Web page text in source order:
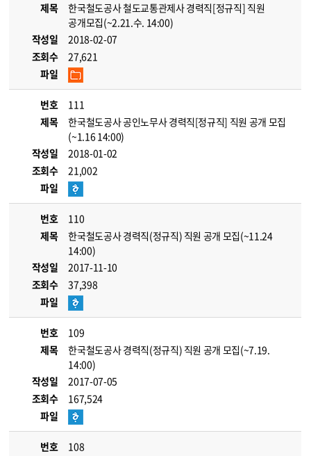
제목
한국철도공사 철도교통관제사 경력직[정규직] 직원
공개모집(~2.21.수. 14:00)
작성일
2018-02-07
조회수
27,621
파일
번호
111
제목
한국철도공사 공인노무사 경력직[정규직] 직원 공개 모집
(~1.16 14:00)
작성일
2018-01-02
조회수
21,002
파일
번호
110
제목
한국철도공사 경력직(정규직) 직원 공개 모집(~11.24
14:00)
작성일
2017-11-10
조회수
37,398
파일
번호
109
제목
한국철도공사 경력직(정규직) 직원 공개 모집(~7.19.
14:00)
작성일
2017-07-05
조회수
167,524
파일
번호
108